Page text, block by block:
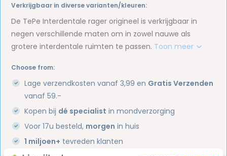
Verkrijgbaar in diverse varianten/kleuren:
De TePe Interdentale rager origineel is verkrijgbaar in
negen verschillende maten om in zowel nauwe als
grotere interdentale ruimten te passen. Toon meer
Choose from:
Lage verzendkosten vanaf 3,99 en Gratis Verzenden
vanaf 59.-
Kopen bij dé specialist in mondverzorging
Voor 17u besteld, morgen in huis
1 miljoen+ tevreden klanten